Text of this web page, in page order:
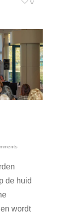
de huid
wordt